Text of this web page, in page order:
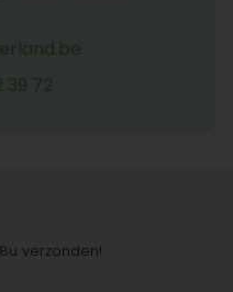
39 72
verzonden!